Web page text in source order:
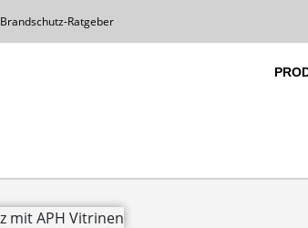
Brandschutz-Ratgeber